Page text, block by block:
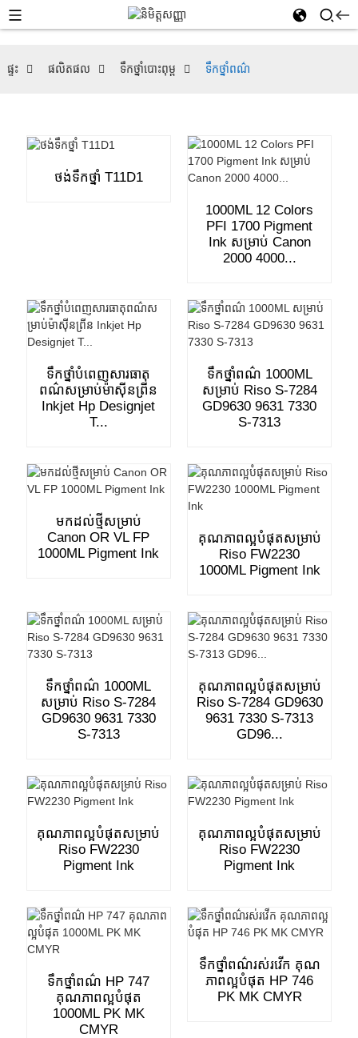
ផ្ទះ ផលិតផល ទឹកថ្នាំបោះពុម្ព ទឹកថ្នាំពណ៌
ថង់ទឹកថ្នាំ T11D1
1000ML 12 Colors
PFI 1700 Pigment
Ink សម្រាប់ Canon
2000 4000...
ទឹកថ្នាំបំពេញសារធាតុ
ពណ៌សម្រាប់ម៉ាស៊ីនព្រីន
Inkjet Hp Designjet
T...
ទឹកថ្នាំពណ៌ 1000ML
សម្រាប់ Riso S-7284
GD9630 9631 7330
S-7313
មកដល់ថ្មីសម្រាប់
Canon OR VL FP
1000ML Pigment Ink
គុណភាពល្អបំផុតសម្រាប់
Riso FW2230
1000ML Pigment Ink
ទឹកថ្នាំពណ៌ 1000ML
សម្រាប់ Riso S-7284
GD9630 9631 7330
S-7313
គុណភាពល្អបំផុតសម្រាប់
Riso S-7284 GD9630
9631 7330 S-7313
GD96...
គុណភាពល្អបំផុតសម្រាប់
Riso FW2230
Pigment Ink
គុណភាពល្អបំផុតសម្រាប់
Riso FW2230
Pigment Ink
ទឹកថ្នាំពណ៌ HP 747
គុណភាពល្អបំផុត
1000ML PK MK
CMYR
ទឹកថ្នាំពណ៌រស់រវើក គុណ
ភាពល្អបំផុត HP 746
PK MK CMYR